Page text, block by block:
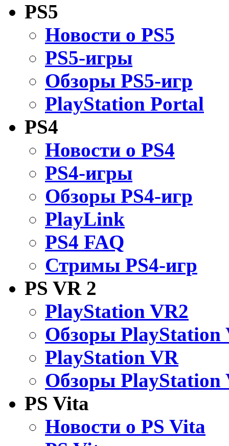
PS5
Новости о PS5
PS5-игры
Обзоры PS5-игр
PlayStation Portal
PS4
Новости о PS4
PS4-игры
Обзоры PS4-игр
PlayLink
PS4 FAQ
Стримы PS4-игр
PS VR 2
PlayStation VR2
Обзоры PlayStation
PlayStation VR
Обзоры PlayStation
PS Vita
Новости о PS Vita